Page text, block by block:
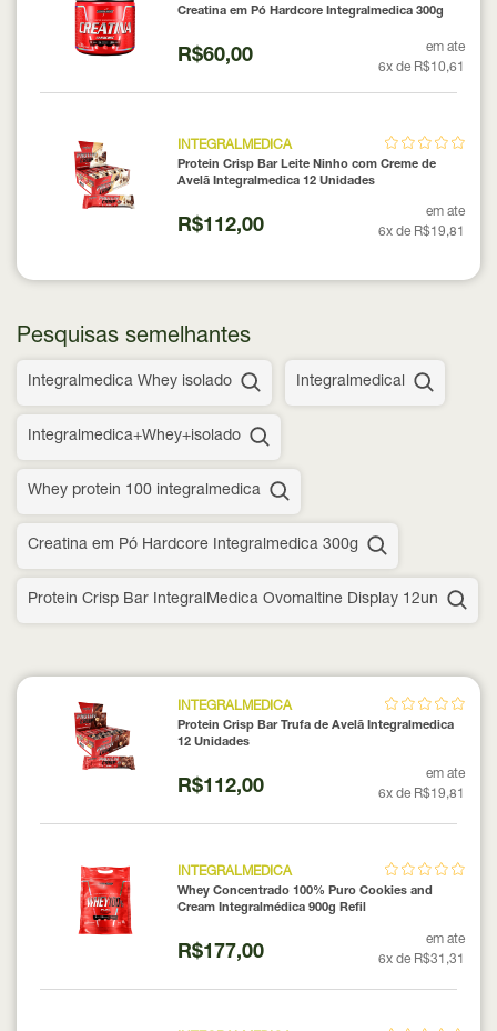
Creatina em Pó Hardcore Integralmedica 300g
R$60,00
em ate
6x de R$10,61
INTEGRALMEDICA
Protein Crisp Bar Leite Ninho com Creme de
Avelã Integralmedica 12 Unidades
R$112,00
em ate
6x de R$19,81
Pesquisas semelhantes
Integralmedica Whey isolado Integralmedical
Integralmedica+Whey+isolado
Whey protein 100 integralmedica
Creatina em Pó Hardcore Integralmedica 300g
Protein Crisp Bar IntegralMedica Ovomaltine Display 12un
INTEGRALMEDICA
Protein Crisp Bar Trufa de Avelã Integralmedica
12 Unidades
R$112,00
em ate
6x de R$19,81
INTEGRALMEDICA
Whey Concentrado 100% Puro Cookies and
Cream Integralmédica 900g Refil
R$177,00
em ate
6x de R$31,31